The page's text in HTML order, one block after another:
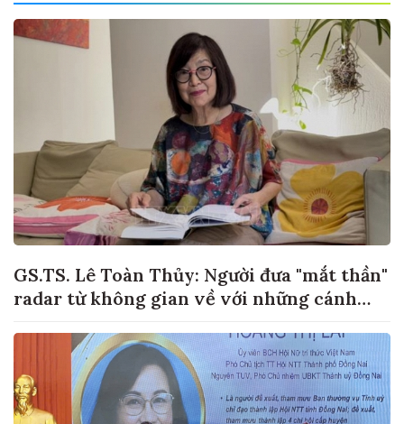
GS.TS. Lê Toàn Thủy: Người đưa "mắt thần"
radar từ không gian về với những cánh